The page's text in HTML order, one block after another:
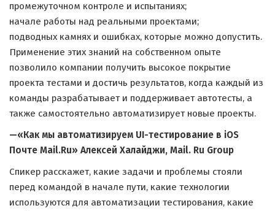
промежуточном контроле и испытаниях;
начале работы над реальными проектами;
подводных камнях и ошибках, которые можно допустить.
Применение этих знаний на собственном опыте
позволило компании получить высокое покрытие
проекта тестами и достичь результатов, когда каждый из
команды разрабатывает и поддерживает автотесты, а
также самостоятельно автоматизирует новые проекты.
—«Как мы автоматизируем UI-тестирование в iOS
Почте Mail.Ru» Алексей Халайджи, Mail. Ru Group
Спикер расскажет, какие задачи и проблемы стояли
перед командой в начале пути, какие технологии
используются для автоматизации тестирования, какие